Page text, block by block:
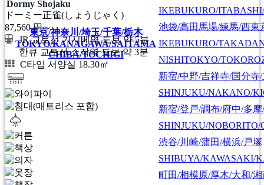
東京/神奈川/埼玉/千葉/栃木
TOKYO/KANAGAWA/SAITAMA
CHIBA/TOCHIGI
IKEBUKURO/
池袋/高田馬場/練馬/西東
IKEBUKURO/
NISHITOKYO/
新宿/中野/吉祥寺/国分寺
SHINJUKU/NAKANO/
新宿/登戸/調布/府中/多
SHINJUKU/
渋谷/川崎/蒲田/横浜/戸塚
SHIBUYA/KAWASAKI/
町田/相模原/厚木/大和/湘
Dormy Shojaku
ドーミー正雀(しょうじゃく)
87,560円～
JR 교토선 기시베역 도보 약 5분
한큐 교토선 쇼작역 도보 약 3분
C타입 서양실 18.30㎡